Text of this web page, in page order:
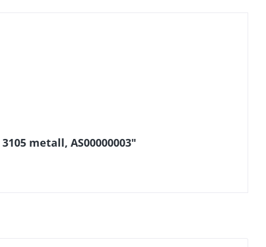
metall, AS00000003"